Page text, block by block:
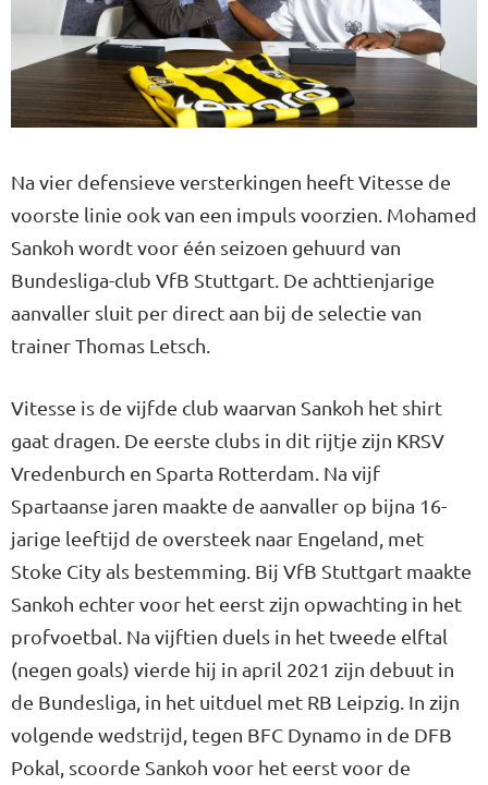
Na vier defensieve versterkingen heeft Vitesse de
voorste linie ook van een impuls voorzien. Mohamed
Sankoh wordt voor één seizoen gehuurd van
Bundesliga-club VfB Stuttgart. De achttienjarige
aanvaller sluit per direct aan bij de selectie van
trainer Thomas Letsch.
Vitesse is de vijfde club waarvan Sankoh het shirt
gaat dragen. De eerste clubs in dit rijtje zijn KRSV
Vredenburch en Sparta Rotterdam. Na vijf
Spartaanse jaren maakte de aanvaller op bijna 16-
jarige leeftijd de oversteek naar Engeland, met
Stoke City als bestemming. Bij VfB Stuttgart maakte
Sankoh echter voor het eerst zijn opwachting in het
profvoetbal. Na vijftien duels in het tweede elftal
(negen goals) vierde hij in april 2021 zijn debuut in
de Bundesliga, in het uitduel met RB Leipzig. In zijn
volgende wedstrijd, tegen BFC Dynamo in de DFB
Pokal, scoorde Sankoh voor het eerst voor de